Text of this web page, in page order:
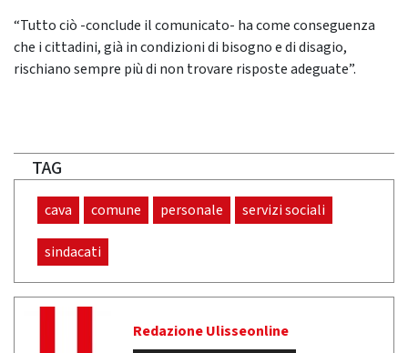
“Tutto ciò -conclude il comunicato- ha come conseguenza
che i cittadini, già in condizioni di bisogno e di disagio,
rischiano sempre più di non trovare risposte adeguate”.
TAG
cava comune personale servizi sociali
sindacati
Redazione Ulisseonline